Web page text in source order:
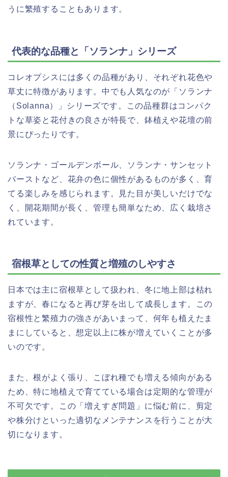
うに繁殖することもあります。
代表的な品種と「ソランナ」シリーズ
コレオプシスには多くの品種があり、それぞれ花色や
草丈に特徴があります。中でも人気なのが「ソランナ
（Solanna）」シリーズです。この品種群はコンパク
トな草姿と花付きの良さが特長で、鉢植えや花壇の前
景にぴったりです。
ソランナ・ゴールデンボール、ソランナ・サンセット
バーストなど、花弁の色に個性があるものが多く、育
てる楽しみを感じられます。見た目が美しいだけでな
く、開花期間が長く、管理も簡単なため、広く栽培さ
れています。
宿根草としての性質と増殖のしやすさ
日本では主に宿根草として扱われ、冬に地上部は枯れ
ますが、春になると再び芽を出して成長します。この
宿根性と繁殖力の強さがあいまって、何年も植えたま
まにしていると、想定以上に株が増えていくことが多
いのです。
また、根がよく張り、こぼれ種でも増える傾向がある
ため、特に地植えで育てている場合は定期的な管理が
不可欠です。この「増えすぎ問題」に悩む前に、剪定
や株分けといった適切なメンテナンスを行うことが大
切になります。